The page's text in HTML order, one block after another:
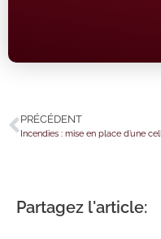
PRÉCÉDENT
Incendies : mise en place d’une
Partagez l'article: